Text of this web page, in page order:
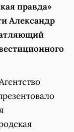
правда»
Александр